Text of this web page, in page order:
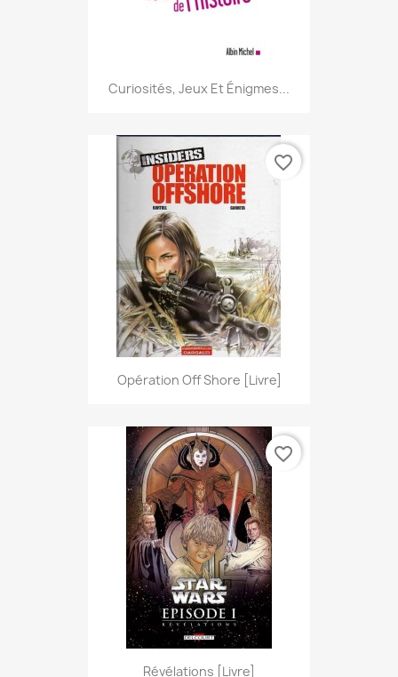
Curiosités, Jeux Et Énigmes...
Opération Off Shore [Livre]
favorite_border
Révélations [Livre]
favorite_border